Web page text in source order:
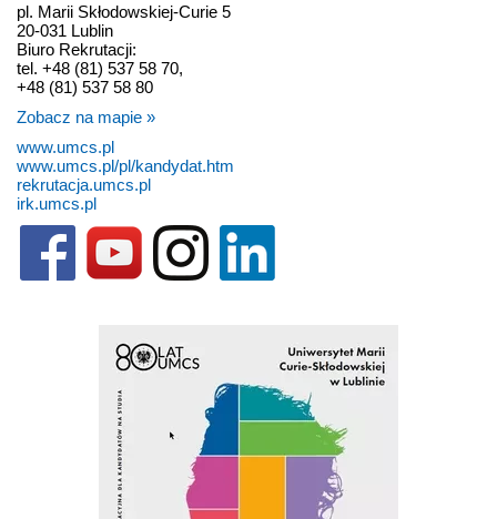
pl. Marii Skłodowskiej-Curie 5
20-031 Lublin
Biuro Rekrutacji:
tel. +48 (81) 537 58 70,
+48 (81) 537 58 80
Zobacz na mapie »
www.umcs.pl
www.umcs.pl/pl/kandydat.htm
rekrutacja.umcs.pl
irk.umcs.pl